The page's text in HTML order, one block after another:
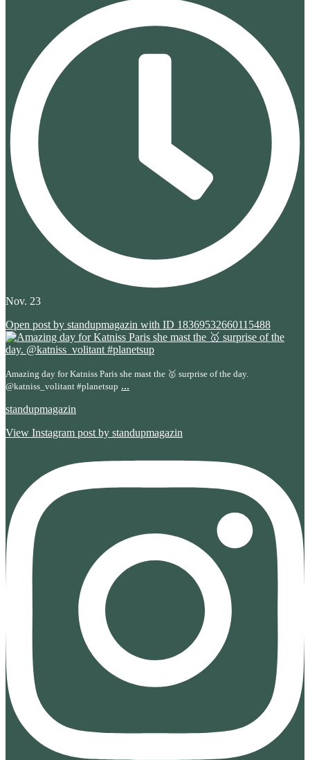
Nov. 23
Open post by standupmagazin with ID 18369532660115488
Amazing day for Katniss Paris she mast the 🥇 surprise of the day.
@katniss_volitant #planetsup ...
standupmagazin
View Instagram post by standupmagazin